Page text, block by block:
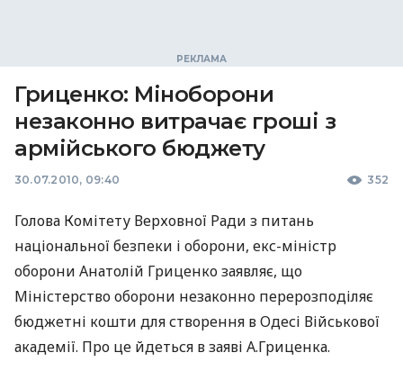
Гриценко: Міноборони
незаконно витрачає гроші з
армійського бюджету
30.07.2010, 09:40 352
Голова Комітету Верховної Ради з питань
національної безпеки і оборони, екс-міністр
оборони Анатолій Гриценко заявляє, що
Міністерство оборони незаконно перерозподіляє
бюджетні кошти для створення в Одесі Військової
академії. Про це йдеться в заяві А.Гриценка.